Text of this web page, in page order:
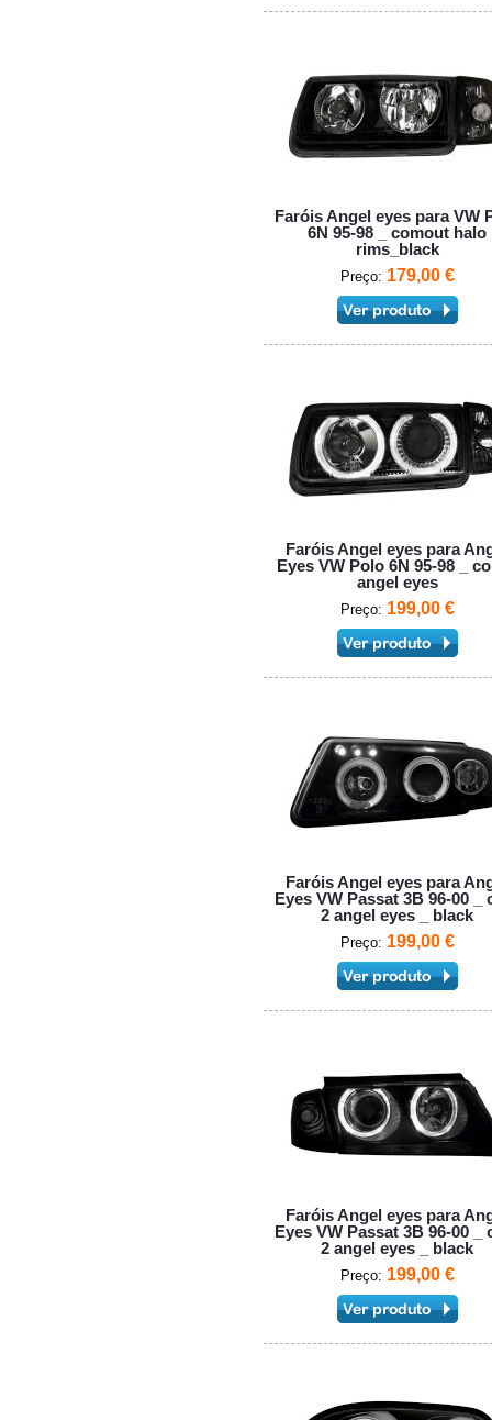
Faróis Angel eyes para VW
6N 95-98 _ comout halo
rims_black
Preço: 179,00 €
Faróis Angel eyes para
Eyes VW Polo 6N 95-98 _
angel eyes
Preço: 199,00 €
Faróis Angel eyes para
Eyes VW Passat 3B 96-00 _
2 angel eyes _ black
Preço: 199,00 €
Faróis Angel eyes para
Eyes VW Passat 3B 96-00 _
2 angel eyes _ black
Preço: 199,00 €